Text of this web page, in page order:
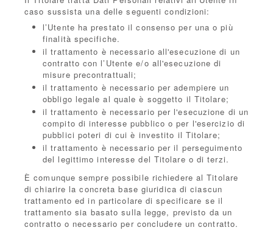
caso sussista una delle seguenti condizioni:
l’Utente ha prestato il consenso per una o più
finalità specifiche.
il trattamento è necessario all'esecuzione di un
contratto con l’Utente e/o all'esecuzione di
misure precontrattuali;
il trattamento è necessario per adempiere un
obbligo legale al quale è soggetto il Titolare;
il trattamento è necessario per l'esecuzione di un
compito di interesse pubblico o per l'esercizio di
pubblici poteri di cui è investito il Titolare;
il trattamento è necessario per il perseguimento
del legittimo interesse del Titolare o di terzi.
È comunque sempre possibile richiedere al Titolare
di chiarire la concreta base giuridica di ciascun
trattamento ed in particolare di specificare se il
trattamento sia basato sulla legge, previsto da un
contratto o necessario per concludere un contratto.